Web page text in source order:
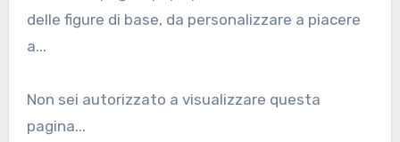
delle figure di base, da personalizzare a piacere
a...
Non sei autorizzato a visualizzare questa
pagina...